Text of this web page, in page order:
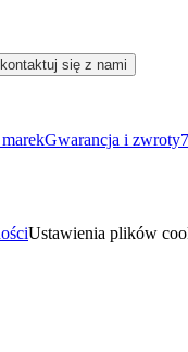
się z nami
Gwarancja i zwroty
Ustawienia plików